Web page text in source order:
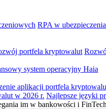
RPA w
portfela kryptowalut
system operacyjny Haia
aplikacji portfela
w 2026 r. Najlepsze języki
im w bankowości i FinTech